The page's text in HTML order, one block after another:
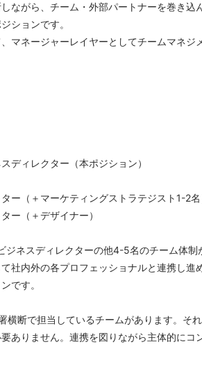
ながら、チーム・外部パートナーを巻き込
ションです。
マネージャーレイヤーとしてチームマネジ
ディレクター（本ポジション）
ー（＋マーケティングストラテジスト1-2名
ー（＋デザイナー）
ジネスディレクターの他4-5名のチーム体制
社内外の各プロフェッショナルと連携し進
です。
横断で担当しているチームがあります。そ
ありません。連携を図りながら主体的にコ